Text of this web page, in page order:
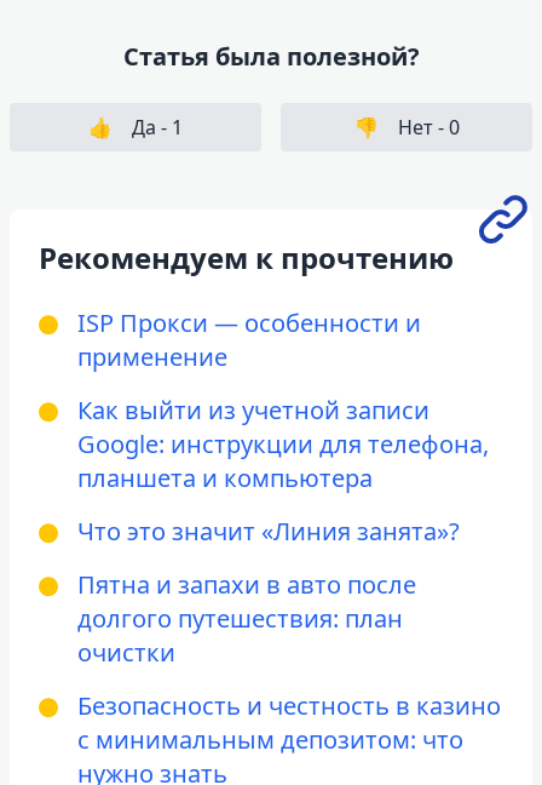
Статья была полезной?
👍 Да - 1 👎 Нет -0
Рекомендуем к прочтению
ISP Прокси — особенности и
применение
Как выйти из учетной записи
Google: инструкции для телефона,
планшета и компьютера
Что это значит «Линия занята»?
Пятна и запахи в авто после
долгого путешествия: план
очистки
Безопасность и честность в казино
с минимальным депозитом: что
нужно знать